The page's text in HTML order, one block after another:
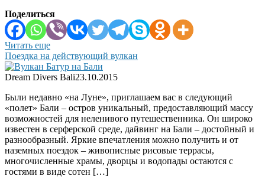
Поделиться
Читать еще
Поездка на действующий вулкан
Dream Divers Bali23.10.2015
Были недавно «на Луне», приглашаем вас в следующий
«полет» Бали – остров уникальный, предоставляющий массу
возможностей для неленивого путешественника. Он широко
известен в серферской среде, дайвинг на Бали – достойный и
разнообразный. Яркие впечатления можно получить и от
наземных поездок – живописные рисовые террасы,
многочисленные храмы, дворцы и водопады остаются с
гостями в виде сотен […]